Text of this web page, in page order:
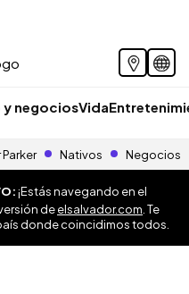
y negociosVida
Parker Nativos Negocios
¡Estás navegando en el
deelsalvador.com . Te
donde coincidimos todos.